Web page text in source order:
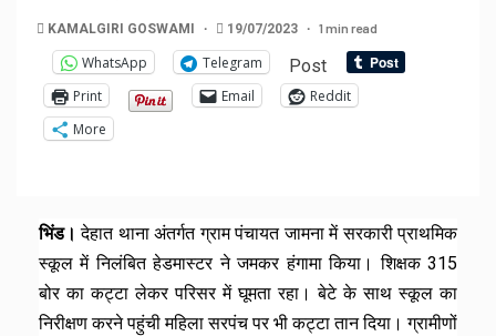
KAMALGIRI GOSWAMI 19/07/2023 1 min read
WhatsApp Telegram Post
Print Email
Reddit
More
भिंड। देहात थाना अंतर्गत ग्राम पंचायत जामना में सरकारी प्राथमिक
स्कूल में निलंबित हेडमास्टर ने जमकर हंगामा किया। शिक्षक 315
बोर का कट्टा लेकर परिसर में घूमता रहा। बेटे के साथ स्कूल का
निरीक्षण करने पहुंची महिला सरपंच पर भी कट्टा तान दिया। ग्रामीणों